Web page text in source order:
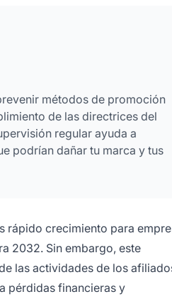
métodos de promoción
de las directrices del
regular ayuda a
podrían dañar tu marca y tus
rápido crecimiento para
2032. Sin embargo, este
las actividades de los
pérdidas financieras y